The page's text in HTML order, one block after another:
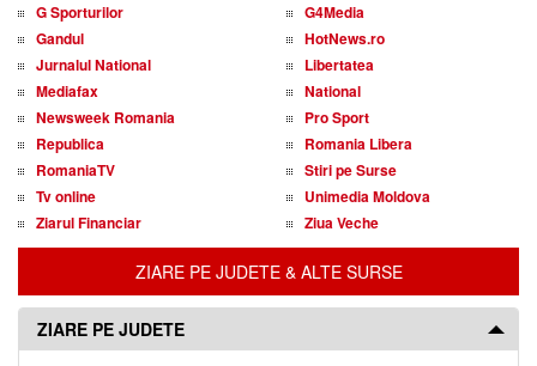
G Sporturilor
G4Media
Gandul
HotNews.ro
Jurnalul National
Libertatea
Mediafax
National
Newsweek Romania
Pro Sport
Republica
Romania Libera
RomaniaTV
Stiri pe Surse
Tv online
Unimedia Moldova
Ziarul Financiar
Ziua Veche
ZIARE PE JUDETE & ALTE SURSE
ZIARE PE JUDETE